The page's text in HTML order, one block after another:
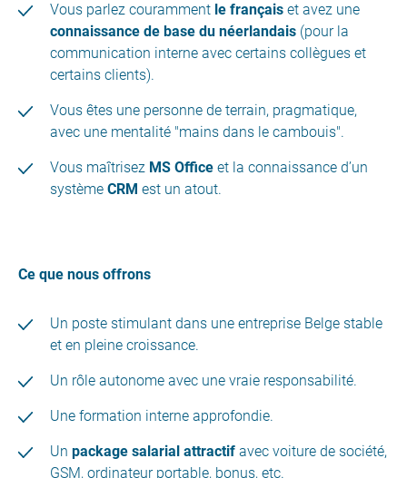
Vous parlez couramment le français et avez une
connaissance de base du néerlandais (pour la
communication interne avec certains collègues et
certains clients).
Vous êtes une personne de terrain, pragmatique,
avec une mentalité "mains dans le cambouis".
Vous maîtrisez MS Office et la connaissance d’un
système CRM est un atout.
Ce que nous offrons
Un poste stimulant dans une entreprise Belge stable
et en pleine croissance.
Un rôle autonome avec une vraie responsabilité.
Une formation interne approfondie.
Un package salarial attractif avec voiture de société,
GSM, ordinateur portable, bonus, etc.